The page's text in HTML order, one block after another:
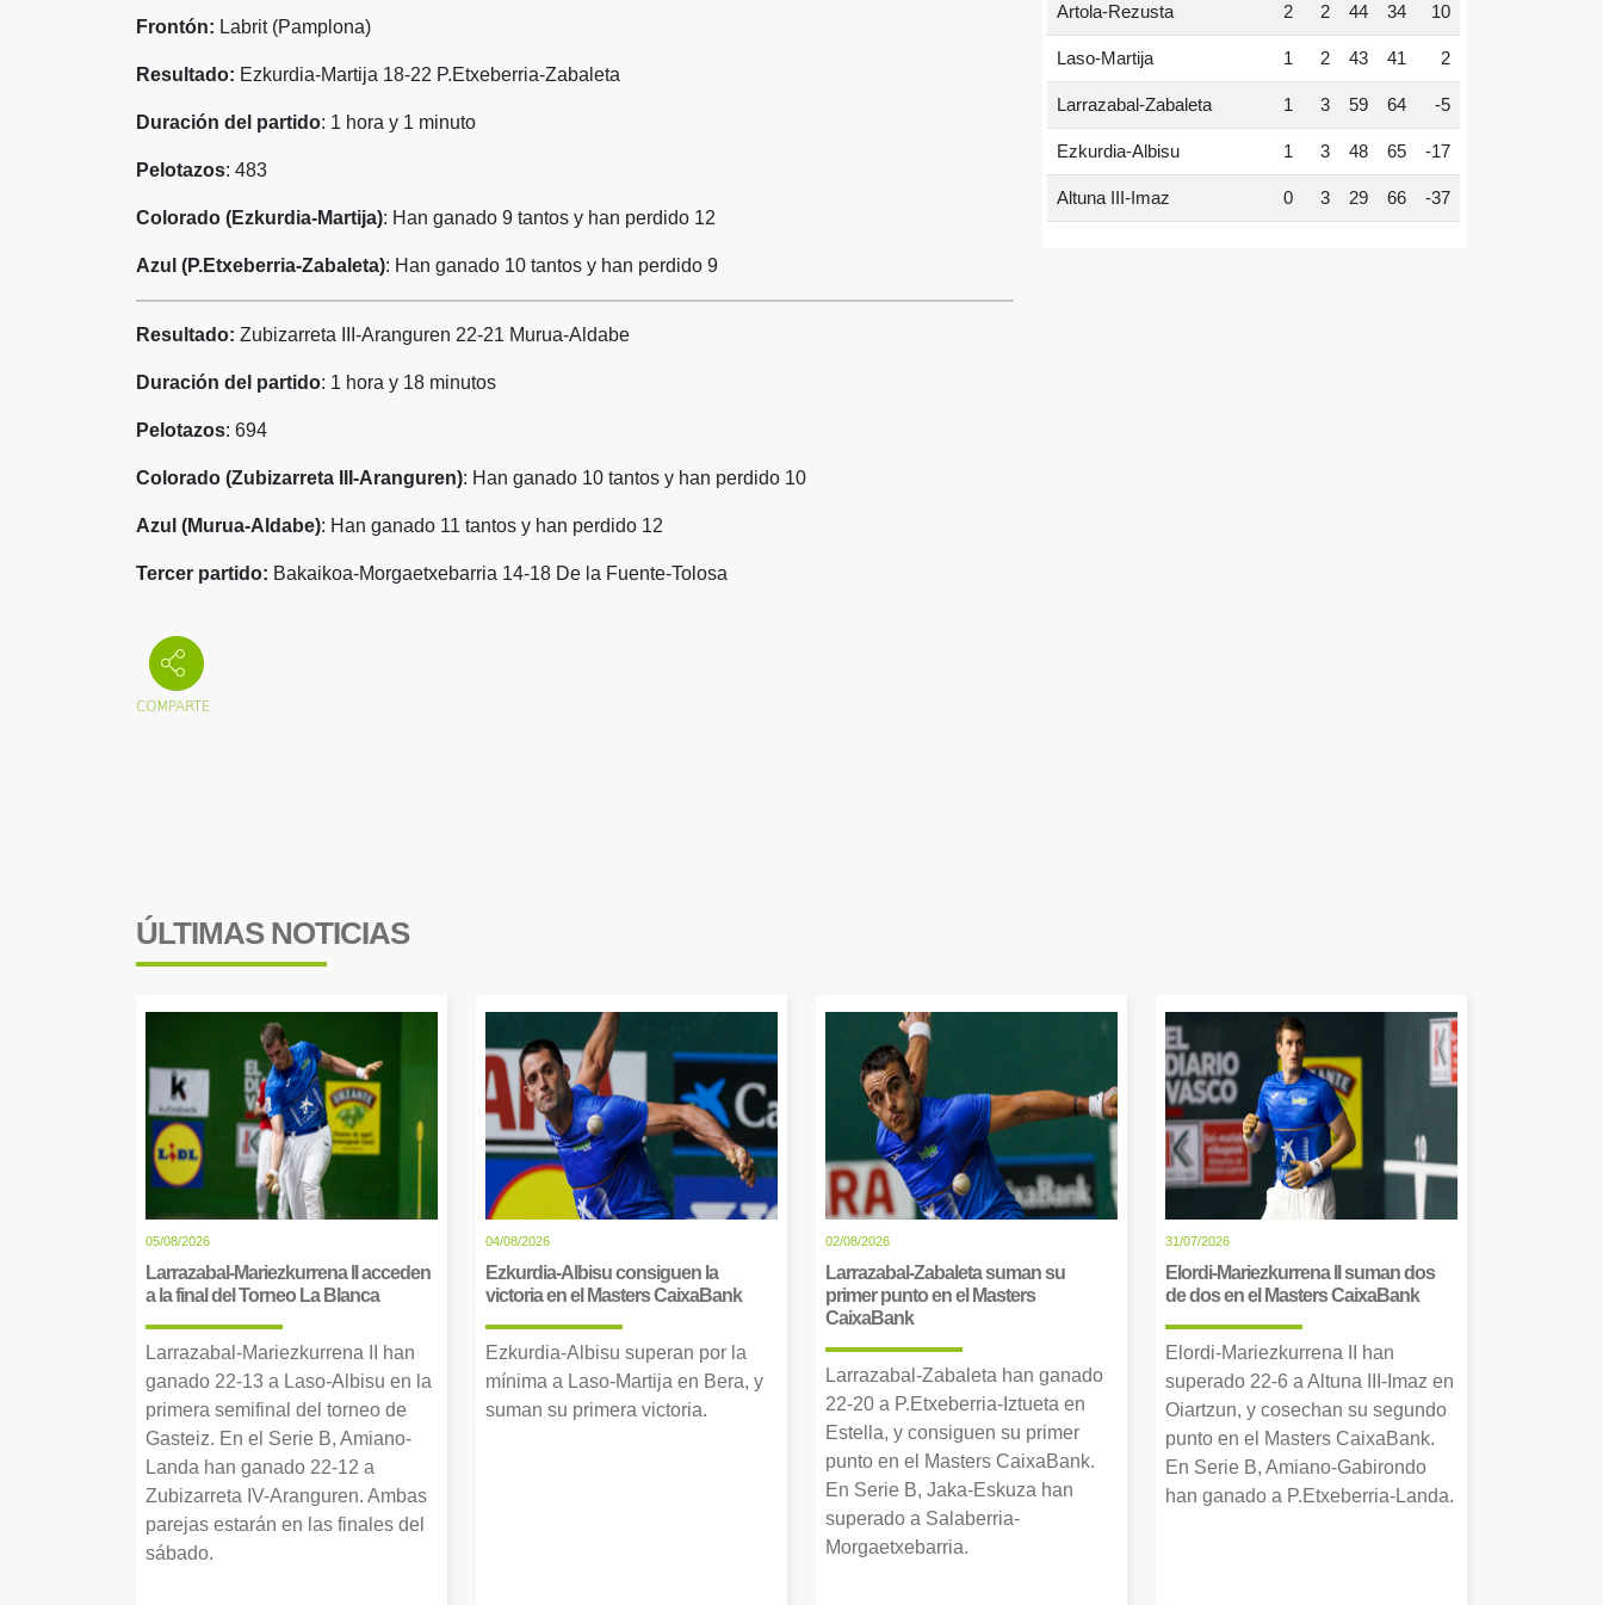
Frontón: Labrit (Pamplona)
Resultado: Ezkurdia-Martija 18-22 P.Etxeberria-Zabaleta
Duración del partido: 1 hora y 1 minuto
Pelotazos: 483
Colorado (Ezkurdia-Martija): Han ganado 9 tantos y han perdido 12
Azul (P.Etxeberria-Zabaleta): Han ganado 10 tantos y han perdido 9
Resultado: Zubizarreta III-Aranguren 22-21 Murua-Aldabe
Duración del partido: 1 hora y 18 minutos
Pelotazos: 694
Colorado (Zubizarreta III-Aranguren): Han ganado 10 tantos y han perdido 10
Azul (Murua-Aldabe): Han ganado 11 tantos y han perdido 12
Tercer partido: Bakaikoa-Morgaetxebarria 14-18 De la Fuente-Tolosa
Artola-Rezusta 2 2 44 34 10
Laso-Martija 1 2 43 41 2
Larrazabal-Zabaleta 1 3 59 64 -5
Ezkurdia-Albisu 1 3 48 65 -17
Altuna III-Imaz 0 3 29 66 -37
ÚLTIMAS NOTICIAS
05/08/2026
Larrazabal-Mariezkurrena II acceden
a la final del Torneo La Blanca
Larrazabal-Mariezkurrena II han
ganado 22-13 a Laso-Albisu en la
primera semifinal del torneo de
Gasteiz. En el Serie B, Amiano-
Landa han ganado 22-12 a
Zubizarreta IV-Aranguren. Ambas
parejas estarán en las finales del
sábado.
04/08/2026
Ezkurdia-Albisu consiguen la
victoria en el Masters CaixaBank
Ezkurdia-Albisu superan por la
mínima a Laso-Martija en Bera, y
suman su primera victoria.
02/08/2026
Larrazabal-Zabaleta suman su
primer punto en el Masters
CaixaBank
Larrazabal-Zabaleta han ganado
22-20 a P.Etxeberria-Iztueta en
Estella, y consiguen su primer
punto en el Masters CaixaBank.
En Serie B, Jaka-Eskuza han
superado a Salaberria-
Morgaetxebarria.
31/07/2026
Elordi-Mariezkurrena II suman dos
de dos en el Masters CaixaBank
Elordi-Mariezkurrena II han
superado 22-6 a Altuna III-Imaz en
Oiartzun, y cosechan su segundo
punto en el Masters CaixaBank.
En Serie B, Amiano-Gabirondo
han ganado a P.Etxeberria-Landa.